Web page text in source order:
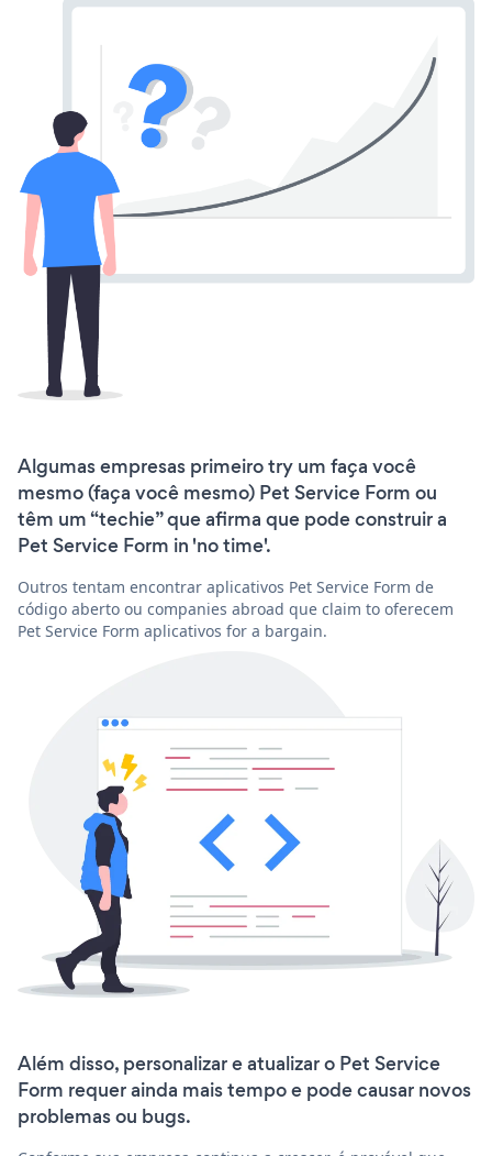
Algumas empresas primeiro try um faça você
mesmo (faça você mesmo) Pet Service Form ou
têm um “techie” que afirma que pode construir a
Pet Service Form in 'no time'.
Outros tentam encontrar aplicativos Pet Service Form de
código aberto ou companies abroad que claim to oferecem
Pet Service Form aplicativos for a bargain.
Além disso, personalizar e atualizar o Pet Service
Form requer ainda mais tempo e pode causar novos
problemas ou bugs.